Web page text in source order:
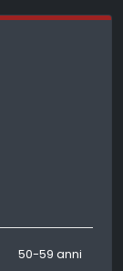
50-59 anni